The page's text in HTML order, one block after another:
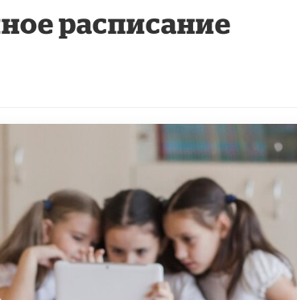
расписание